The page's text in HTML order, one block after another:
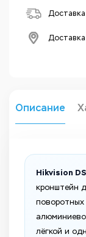
Описание
Hikvision
кронштейн
поворотных
лёгкой и